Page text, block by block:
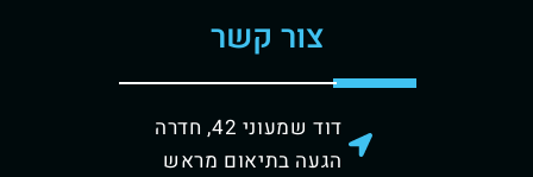
צור קשר
דוד שמעוני 42, חדרה
הגעה בתיאום מראש